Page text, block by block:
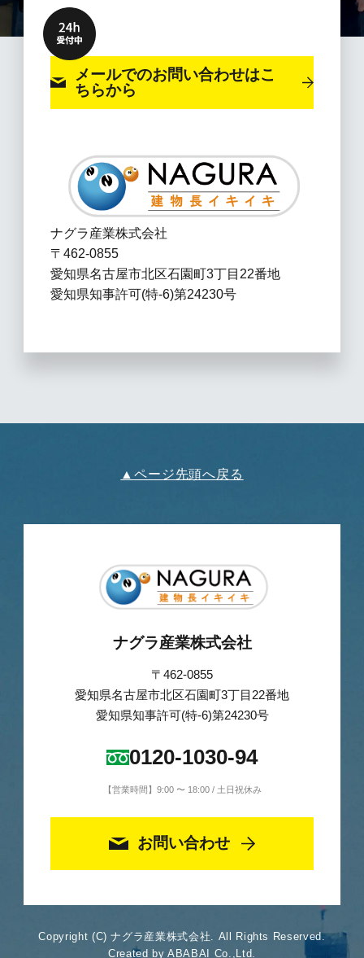
メールでのお問い合わせはこ
ちらから
ナグラ産業株式会社
〒462-0855
愛知県名古屋市北区石園町3丁目22番地
愛知県知事許可(特-6)第24230号
▲ページ先頭へ戻る
Copyright (C) ナグラ産業株式会社. All Rights Reserved.
Created by ABABAI Co.,Ltd.
ナグラ産業株式会社
〒462-0855
愛知県名古屋市北区石園町3丁目22番地
愛知県知事許可(特-6)第24230号
0120-1030-94
【営業時間】9:00 〜 18:00 / 土日祝休み
お問い合わせ